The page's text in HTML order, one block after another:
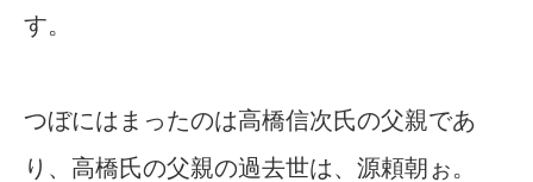
す。
つぼにはまったのは高橋信次氏の父親であ
り、高橋氏の父親の過去世は、源頼朝ぉ。